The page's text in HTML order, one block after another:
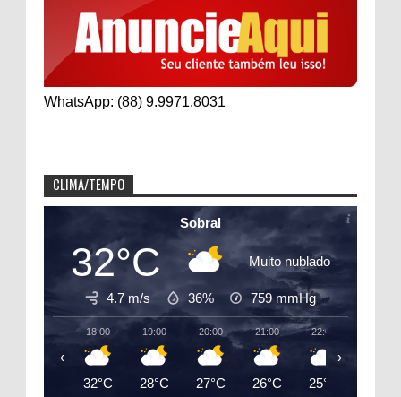
WhatsApp: (88) 9.9971.8031
CLIMA/TEMPO
Sobral
32°C Muito nublado
4.7 m/s 36% 759 mmHg
18:00
32°C
19:00
28°C
20:00
27°C
21:00
26°C
22:00
25°C
‹ ›